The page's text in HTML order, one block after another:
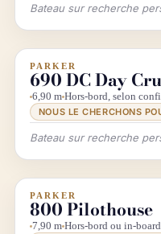
Bateau sur recherche
INFO & RECHERCHE
PARKER
690 DC Day
6,90 m Hors-bord, selon
NOUS LE CHERCHONS
Bateau sur recherche
INFO & RECHERCHE
PARKER
800 Pilothouse
7,90 m Hors-bord ou in-